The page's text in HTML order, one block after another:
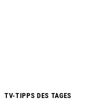
TV-TIPPS DES TAGES